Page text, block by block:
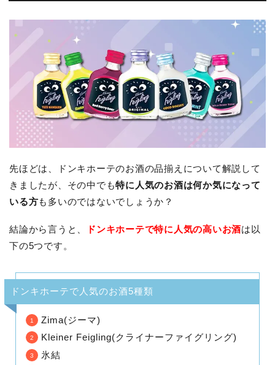
先ほどは、ドンキホーテのお酒の品揃えについて解説して
きましたが、その中でも特に人気のお酒は何か気になって
いる方も多いのではないでしょうか？
結論から言うと、 ドンキホーテで特に人気の高いお酒は以
下の5つです。
ドンキホーテで人気のお酒5種類
Zima(ジーマ)
Kleiner Feigling(クライナーファイグリング)
氷結